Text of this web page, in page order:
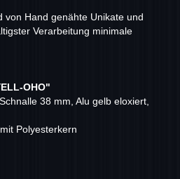
von Hand genähte Unikate und
Verarbeitung minimale
OHO"
38 mm, Alu gelb eloxiert,
Polyesterkern